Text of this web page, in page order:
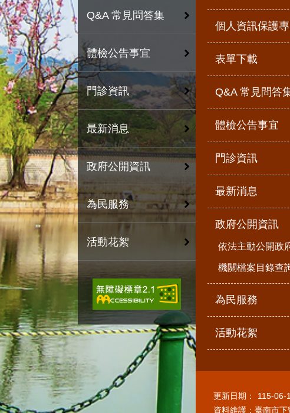
Q&A 常見問答集
體檢公告事宜
門診資訊
最新消息
政府公開資訊
為民服務
活動花絮
個人資訊保護
表單下載
Q&A 常見問答
體檢公告事宜
門診資訊
最新消息
政府公開資訊
依法主動公開政
機關檔案目錄查
為民服務
活動花絮
更新日期：
115-06-
資料維護：臺南市